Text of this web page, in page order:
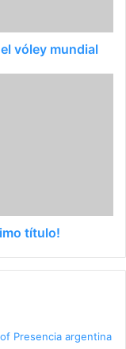
vóley mundial
título!